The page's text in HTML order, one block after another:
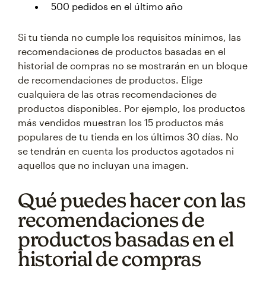
500 pedidos en el último año
Si tu tienda no cumple los requisitos mínimos, las
recomendaciones de productos basadas en el
historial de compras no se mostrarán en un bloque
de recomendaciones de productos. Elige
cualquiera de las otras recomendaciones de
productos disponibles. Por ejemplo, los productos
más vendidos muestran los 15 productos más
populares de tu tienda en los últimos 30 días. No
se tendrán en cuenta los productos agotados ni
aquellos que no incluyan una imagen.
Qué puedes hacer con las
recomendaciones de
productos basadas en el
historial de compras